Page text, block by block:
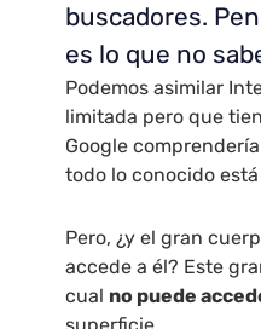
buscadores.
es lo que no
Podemos asimilar
limitada pero que
Google
todo lo conocido está
Pero, ¿y el gran
accede a él? Este
cual no puede
superficie.